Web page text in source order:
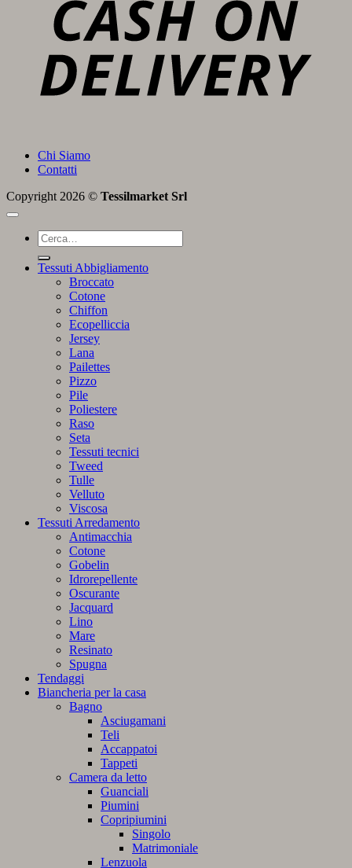
Chi Siamo
Contatti
Copyright 2026 © Tessilmarket Srl
Cerca:
Tessuti Abbigliamento
Broccato
Cotone
Chiffon
Ecopelliccia
Jersey
Lana
Pailettes
Pizzo
Pile
Poliestere
Raso
Seta
Tessuti tecnici
Tweed
Tulle
Velluto
Viscosa
Tessuti Arredamento
Antimacchia
Cotone
Gobelin
Idrorepellente
Oscurante
Jacquard
Lino
Mare
Resinato
Spugna
Tendaggi
Biancheria per la casa
Bagno
Asciugamani
Teli
Accappatoi
Tappeti
Camera da letto
Guanciali
Piumini
Copripiumini
Singolo
Matrimoniale
Lenzuola